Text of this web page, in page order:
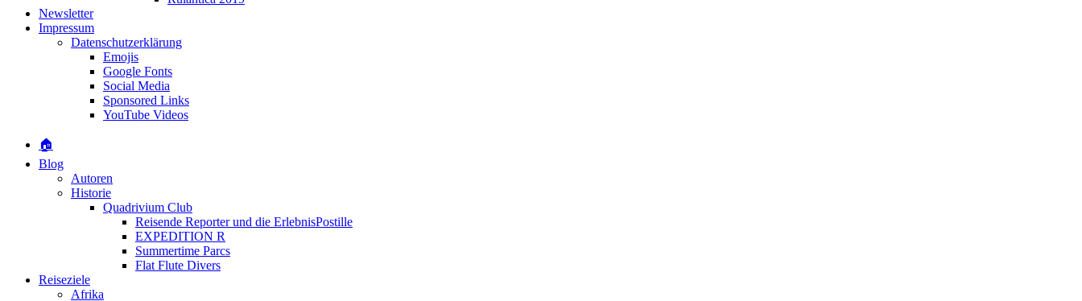
Newsletter
Impressum
Datenschutzerklärung
Emojis
Google Fonts
Social Media
Sponsored Links
YouTube Videos
🏠
Blog
Autoren
Historie
Quadrivium Club
Reisende Reporter und die ErlebnisPostille
EXPEDITION R
Summertime Parcs
Flat Flute Divers
Reiseziele
Afrika